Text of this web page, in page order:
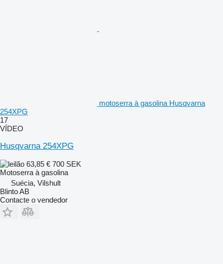
motoserra à gasolina Husqvarna
254XPG
17
VÍDEO
Husqvarna 254XPG
63,85 € 700 SEK
Motoserra à gasolina
Suécia, Vilshult
Blinto AB
Contacte o vendedor